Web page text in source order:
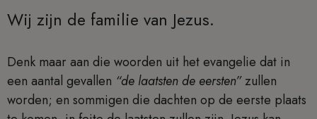
Wij zijn de familie van Jezus.
Denk maar aan die woorden uit het evangelie dat in
een aantal gevallen “de laatsten de eersten”zullen
worden; en sommigen die dachten op de eerste plaats